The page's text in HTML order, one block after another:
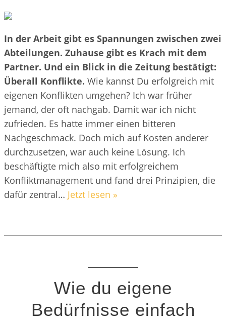
In der Arbeit gibt es Spannungen zwischen zwei
Abteilungen. Zuhause gibt es Krach mit dem
Partner. Und ein Blick in die Zeitung bestätigt:
Überall Konflikte. Wie kannst Du erfolgreich mit
eigenen Konflikten umgehen? Ich war früher
jemand, der oft nachgab. Damit war ich nicht
zufrieden. Es hatte immer einen bitteren
Nachgeschmack. Doch mich auf Kosten anderer
durchzusetzen, war auch keine Lösung. Ich
beschäftigte mich also mit erfolgreichem
Konfliktmanagement und fand drei Prinzipien, die
dafür zentral… Jetzt lesen »
Wie du eigene
Bedürfnisse einfach